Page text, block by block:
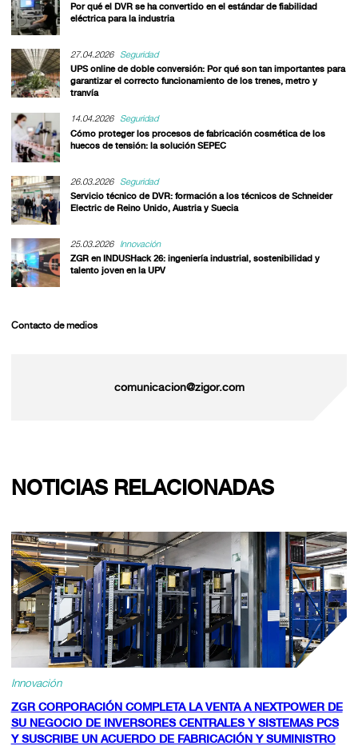
Por qué el DVR se ha convertido en el estándar de fiabilidad
eléctrica para la industria
27.04.2026
Seguridad
UPS online de doble conversión: Por qué son tan importantes para
garantizar el correcto funcionamiento de los trenes, metro y
tranvía
14.04.2026
Seguridad
Cómo proteger los procesos de fabricación cosmética de los
huecos de tensión: la solución SEPEC
26.03.2026
Seguridad
Servicio técnico de DVR: formación a los técnicos de Schneider
Electric de Reino Unido, Austria y Suecia
25.03.2026
Innovación
ZGR en INDUSHack 26: ingeniería industrial, sostenibilidad y
talento joven en la UPV
Contacto de medios
comunicacion@zigor.com
NOTICIAS RELACIONADAS
Innovación
ZGR CORPORACIÓN COMPLETA LA VENTA A NEXTPOWER DE
SU NEGOCIO DE INVERSORES CENTRALES Y SISTEMAS PCS
Y SUSCRIBE UN ACUERDO DE FABRICACIÓN Y SUMINISTRO